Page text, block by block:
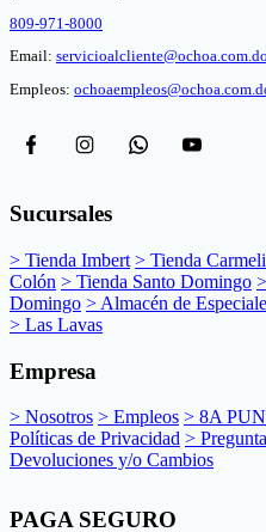
809-971-8000
Email: servicioalcliente@ochoa.com.do
Empleos:
Sucursales
> Tienda Imbert > Tienda
Colón > Tienda Santo Domingo
Domingo > Almacén de
> Las Lavas
Empresa
> Nosotros > Empleos > 8A
Políticas de Privacidad >
Devoluciones y/o Cambios
PAGA SEGURO